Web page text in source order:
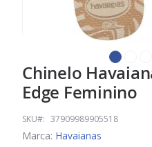
Saltar
para
o
início
da
Chinelo
Edge Feminino
SKU 37909989905518
Marca: Havaianas